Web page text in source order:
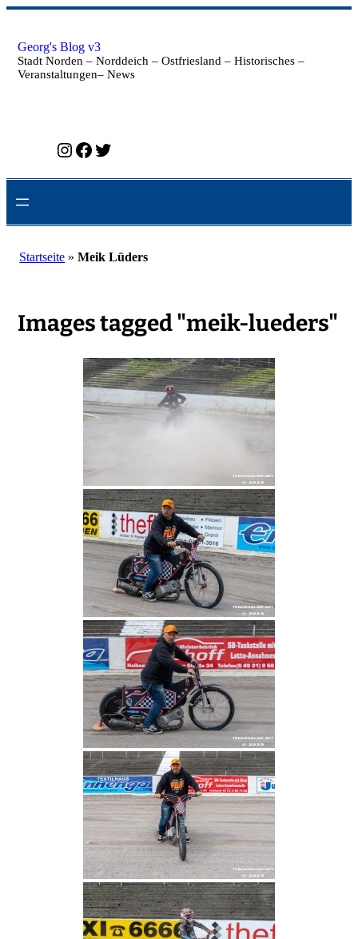
Zum
springen
Georg's Blog v3
Stadt Norden – Norddeich – Ostfriesland – Historisches –
Veranstaltungen– News
Instagram Facebook Twitter
Startseite »Meik Lüders
Images tagged "meik-lueders"